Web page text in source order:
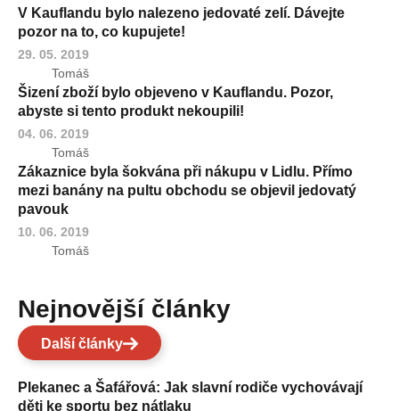
V Kauflandu bylo nalezeno jedovaté zelí. Dávejte
pozor na to, co kupujete!
29. 05. 2019
Tomáš
Šizení zboží bylo objeveno v Kauflandu. Pozor,
abyste si tento produkt nekoupili!
04. 06. 2019
Tomáš
Zákaznice byla šokvána při nákupu v Lidlu. Přímo
mezi banány na pultu obchodu se objevil jedovatý
pavouk
10. 06. 2019
Tomáš
Nejnovější články
Další články
Plekanec a Šafářová: Jak slavní rodiče vychovávají
děti ke sportu bez nátlaku